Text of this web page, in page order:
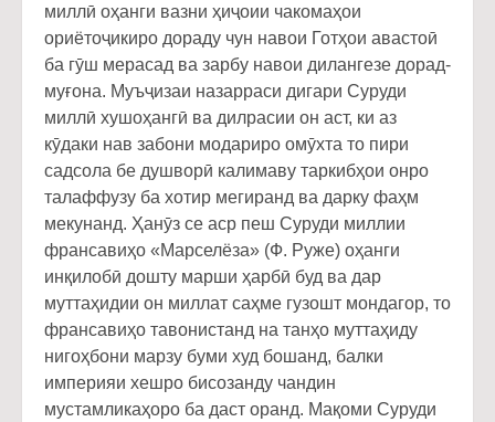
миллӣ оҳанги вазни ҳиҷоии чакомаҳои
ориётоҷикиро дораду чун навои Готҳои авастоӣ
ба гӯш мерасад ва зарбу навои дилангезе дорад-
муғона. Муъҷизаи назарраси дигари Суруди
миллӣ хушоҳангӣ ва дилрасии он аст, ки аз
кӯдаки нав забони модариро омӯхта то пири
садсола бе душворӣ калимаву таркибҳои онро
талаффузу ба хотир мегиранд ва дарку фаҳм
мекунанд. Ҳанӯз се аср пеш Суруди миллии
франсавиҳо «Марселёза» (Ф. Руже) оҳанги
инқилобӣ дошту марши ҳарбӣ буд ва дар
муттаҳидии он миллат саҳме гузошт мондагор, то
франсавиҳо тавонистанд на танҳо муттаҳиду
нигоҳбони марзу буми худ бошанд, балки
империяи хешро бисозанду чандин
мустамликаҳоро ба даст оранд. Мақоми Суруди